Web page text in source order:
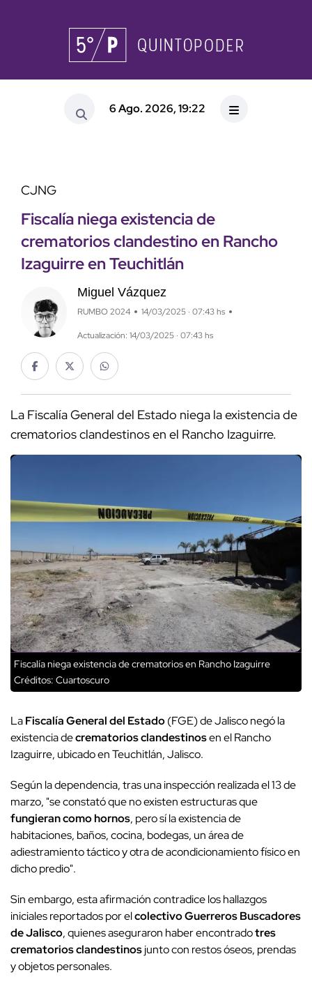
6 Ago. 2026, 19:22
CJNG
Fiscalía niega existencia de
crematorios clandestino en Rancho
Izaguirre en Teuchitlán
Miguel Vázquez
RUMBO 2024 14/03/2025 · 07:43 hs
Actualización: 14/03/2025 · 07:43 hs
La Fiscalía General del Estado niega la existencia de
crematorios clandestinos en el Rancho Izaguirre.
Fiscalía niega existencia de crematorios en Rancho Izaguirre
Créditos: Cuartoscuro
LaFiscalía General del Estado(FGE) de Jalisco negó la
existencia decrematorios clandestinosen el Rancho
Izaguirre, ubicado en Teuchitlán, Jalisco.
Según la dependencia, tras una inspección realizada el 13 de
marzo, "se constató que no existen estructuras que
fungieran como hornos, pero sí la existencia de
habitaciones, baños, cocina, bodegas, un área de
adiestramiento táctico y otra de acondicionamiento físico en
dicho predio".
Sin embargo, esta afirmación contradice los hallazgos
iniciales reportados por elcolectivo Guerreros Buscadores
de Jalisco, quienes aseguraron haber encontradotres
crematorios clandestinosjunto con restos óseos, prendas
y objetos personales.